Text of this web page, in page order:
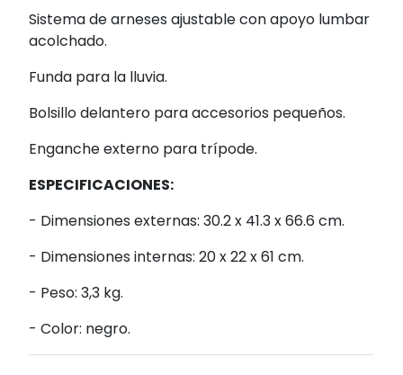
Sistema de arneses ajustable con apoyo lumbar
acolchado.
Funda para la lluvia.
Bolsillo delantero para accesorios pequeños.
Enganche externo para trípode.
ESPECIFICACIONES:
- Dimensiones externas: 30.2 x 41.3 x 66.6 cm.
- Dimensiones internas: 20 x 22 x 61 cm.
- Peso: 3,3 kg.
- Color: negro.